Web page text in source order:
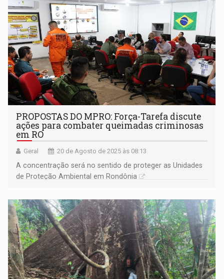
PROPOSTAS DO MPRO: Força-Tarefa discute
ações para combater queimadas criminosas
em RO
Geral 20 de Agosto de 2025 às 08:13
A concentração será no sentido de proteger as Unidades
de Proteção Ambiental em Rondônia